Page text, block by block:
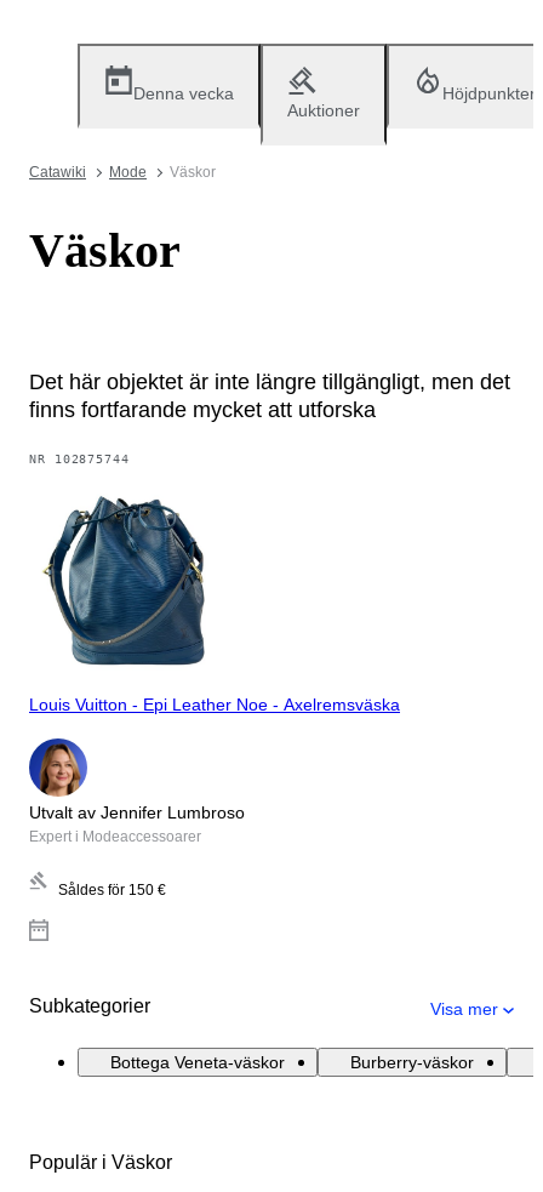
Denna vecka
Auktioner
Höjdpunkter
Catawiki Mode Väskor
Väskor
Det här objektet är inte längre tillgängligt, men det
finns fortfarande mycket att utforska
NR 102875744
Louis Vuitton - Epi Leather Noe - Axelremsväska
Utvalt av Jennifer Lumbroso
Expert i Modeaccessoarer
Såldes för 150 €
Subkategorier Visa mer
Bottega Veneta-väskor Burberry-väskor
Populär i Väskor